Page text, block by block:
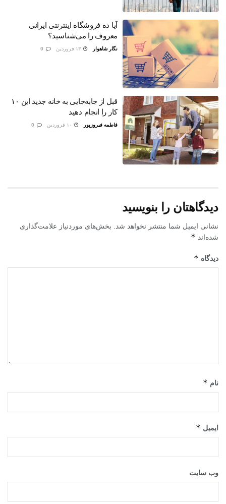
آیا ده فروشگاه اینترنتی ایرانی
معروف را می‌شناسید؟
نگار شاهوار
قبل از جابه‌جایی به خانه جدید این ۱۰
کار را انجام دهید
فاطمه فیروزپور
دیدگاهتان را بنویسید
نشانی ایمیل شما منتشر نخواهد شد.
بخش‌های موردنیاز علامت‌گذاری
شده‌اند *
دیدگاه *
نام *
ایمیل *
وب‌ سایت